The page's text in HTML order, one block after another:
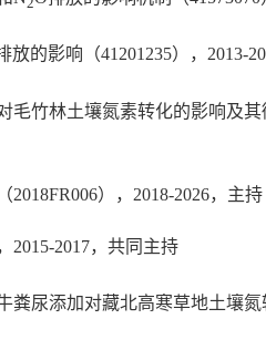
放的影响（41201235），2013-
竹林土壤氮素转化的影响及其
），2018-2026，主持
2015-2017，共同主持
尿添加对藏北高寒草地土壤